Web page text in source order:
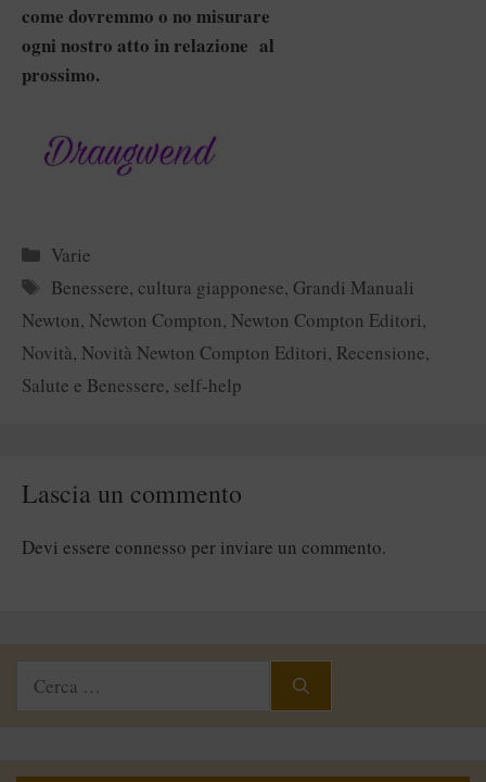
come dovremmo o no misurare
ogni nostro atto in relazione al
prossimo.
Categorie
Varie
Tag
Benessere,cultura giapponese, Grandi Manuali
Newton, Newton Compton, Newton Compton Editori,
Novità, Novità Newton Compton Editori, Recensione,
Salute e Benessere, self-help
Lascia un commento
Devi essere connesso per inviare un commento.
Ricerca